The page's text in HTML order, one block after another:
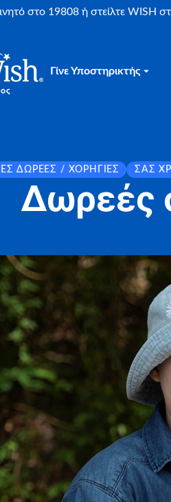
στο 19808 ή στείλτε WISH
Γίνε Υποστηρικτής
ΔΩΡΕΈΣ / ΧΟΡΗΓΊΕΣ ΣΑΣ
Δωρεές